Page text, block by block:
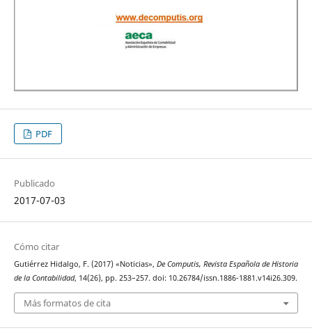
PDF
Publicado
2017-07-03
Cómo citar
Gutiérrez Hidalgo, F. (2017) «Noticias», De Computis, Revista Española de Historia
de la Contabilidad, 14(26), pp. 253–257. doi: 10.26784/issn.1886-1881.v14i26.309.
Más formatos de cita